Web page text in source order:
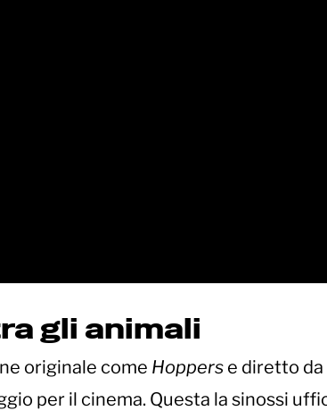
gli animali
originale come Hoppers e diretto da
per il cinema. Questa la sinossi